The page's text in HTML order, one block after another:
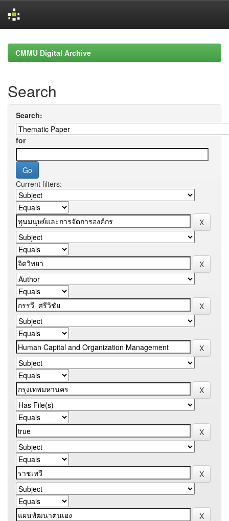
navigationCMMU Digital Archive
Search
Search:
for
Current filters: